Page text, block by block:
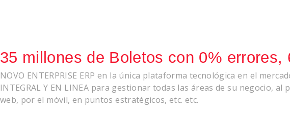
35 millones de Boletos con 0%
NOVO ENTERPRISE ERP en la única plataforma tecnológica en el
INTEGRAL Y EN LINEA para gestionar todas las áreas de su negocio,
web, por el móvil, en puntos estratégicos, etc. etc.